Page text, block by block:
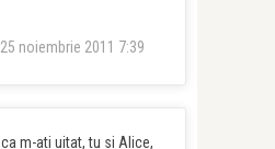
25 noiembrie 2011 7:39
m-ati uitat, tu si Alice,